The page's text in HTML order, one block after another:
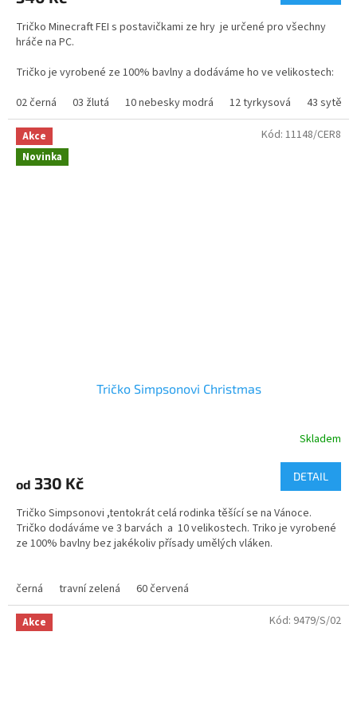
z
5
Tričko Minecraft FEI s postavičkami ze hry je určené pro všechny
hráče na PC.
Tričko je vyrobené ze 100% bavlny a dodáváme ho ve velikostech:
DĚTSKÉ OD 5 LET DO VEL M
gramáž trička Minecraft - 160g
02 černá 03 žlutá 10 nebesky modrá 12 tyrkysová 43 sytě
Akce
Novinka
Tričko Simpsonovi Christmas
je
z
5
hvězdiček.
Skladem
od 330 Kč DETAIL
Tričko Simpsonovi ,tentokrát celá rodinka těšící se na Vánoce.
Tričko dodáváme ve 3 barvách a 10 velikostech. Triko je vyrobené
ze 100% bavlny bez jakékoliv přísady umělých vláken.
střih a stálobarevnost.
Velikosti - dětské i dospělé
černá travní zelená 60 červená
Kód: 11148/CER8
Akce Kód: 9479/S/02